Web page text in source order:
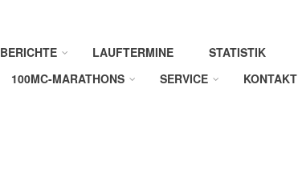
BERICHTE LAUFTERMINE STATISTIK
100MC-MARATHONS
SERVICE KONTAKT